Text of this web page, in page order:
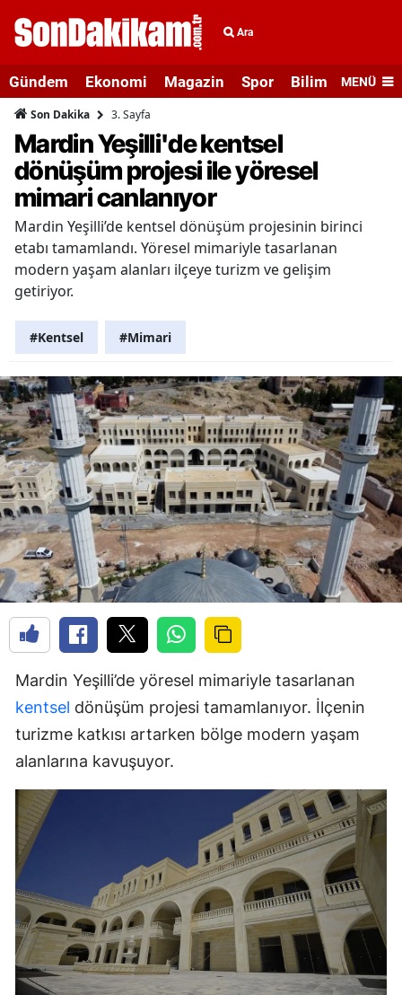
Ara
Gündem Ekonomi Magazin Spor Bilim veMENÜ
Son Dakika 3. Sayfa
Mardin Yeşilli'de kentsel
dönüşüm projesi ile yöresel
mimari canlanıyor
Mardin Yeşilli’de kentsel dönüşüm projesinin birinci
etabı tamamlandı. Yöresel mimariyle tasarlanan
modern yaşam alanları ilçeye turizm ve gelişim
getiriyor.
#Kentsel #Mimari
Mardin Yeşilli’de yöresel mimariyle tasarlanan
kentsel dönüşüm projesi tamamlanıyor. İlçenin
turizme katkısı artarken bölge modern yaşam
alanlarına kavuşuyor.